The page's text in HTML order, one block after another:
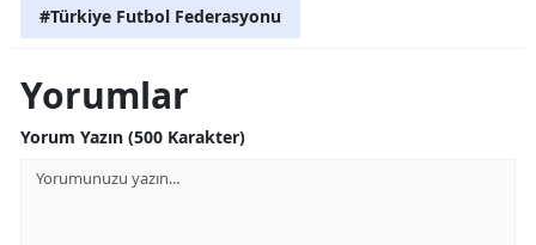
#Türkiye Futbol Federasyonu
Yorumlar
Yorum Yazın (500 Karakter)